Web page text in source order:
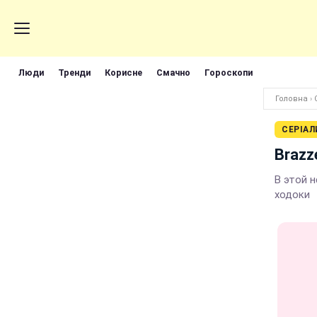
Люди Тренди Корисне Смачно Гороскопи
Головна ›
В этой
ходоки